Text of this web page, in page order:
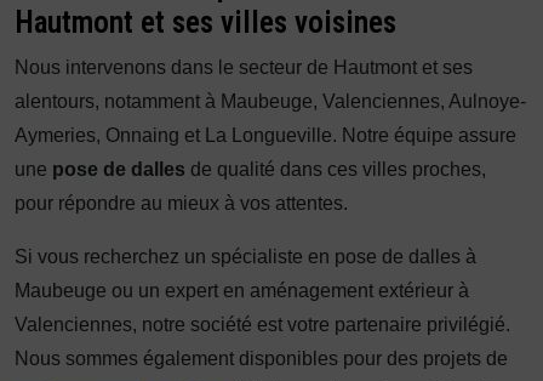
Hautmont et ses villes voisines
Nous intervenons dans le secteur de Hautmont et ses
alentours, notamment à Maubeuge, Valenciennes, Aulnoye-
Aymeries, Onnaing et La Longueville. Notre équipe assure
une pose de dalles de qualité dans ces villes proches,
pour répondre au mieux à vos attentes.
Si vous recherchez un spécialiste en pose de dalles à
Maubeuge ou un expert en aménagement extérieur à
Valenciennes, notre société est votre partenaire privilégié.
Nous sommes également disponibles pour des projets de